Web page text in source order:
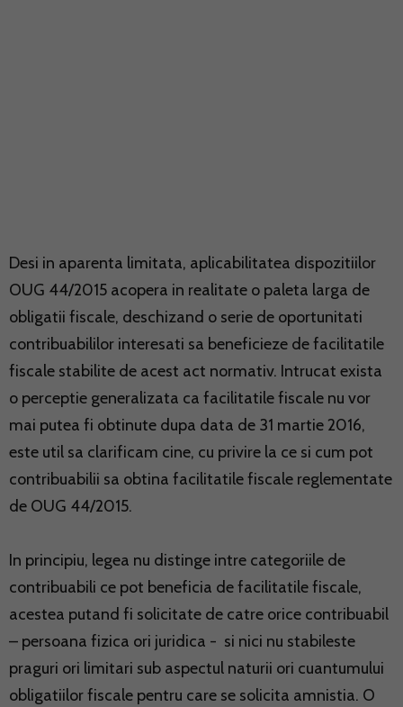
Desi in aparenta limitata, aplicabilitatea dispozitiilor
OUG 44/2015 acopera in realitate o paleta larga de
obligatii fiscale, deschizand o serie de oportunitati
contribuabililor interesati sa beneficieze de facilitatile
fiscale stabilite de acest act normativ. Intrucat exista
o perceptie generalizata ca facilitatile fiscale nu vor
mai putea fi obtinute dupa data de 31 martie 2016,
este util sa clarificam cine, cu privire la ce si cum pot
contribuabilii sa obtina facilitatile fiscale reglementate
de OUG 44/2015.
In principiu, legea nu distinge intre categoriile de
contribuabili ce pot beneficia de facilitatile fiscale,
acestea putand fi solicitate de catre orice contribuabil
– persoana fizica ori juridica - si nici nu stabileste
praguri ori limitari sub aspectul naturii ori cuantumului
obligatiilor fiscale pentru care se solicita amnistia. O